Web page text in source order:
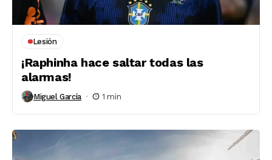
Lesión
¡Raphinha hace saltar todas las
alarmas!
Miguel García 1 min